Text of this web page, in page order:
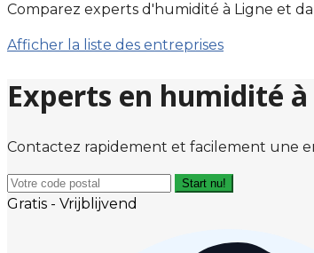
Comparez experts d'humidité à Ligne et
Afficher la liste des entreprises
Experts en humidité
Contactez rapidement et facilement une
Start nu!
Gratis - Vrijblijvend